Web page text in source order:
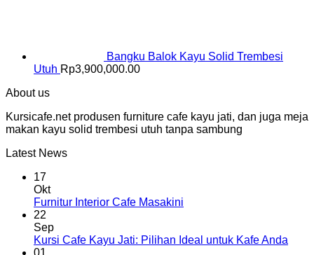
Bangku Balok Kayu Solid Trembesi
Utuh Rp3,900,000.00
About us
Kursicafe.net produsen furniture cafe kayu jati, dan juga meja
makan kayu solid trembesi utuh tanpa sambung
Latest News
17
Okt
Furnitur Interior Cafe Masakini
22
Sep
Kursi Cafe Kayu Jati: Pilihan Ideal untuk Kafe Anda